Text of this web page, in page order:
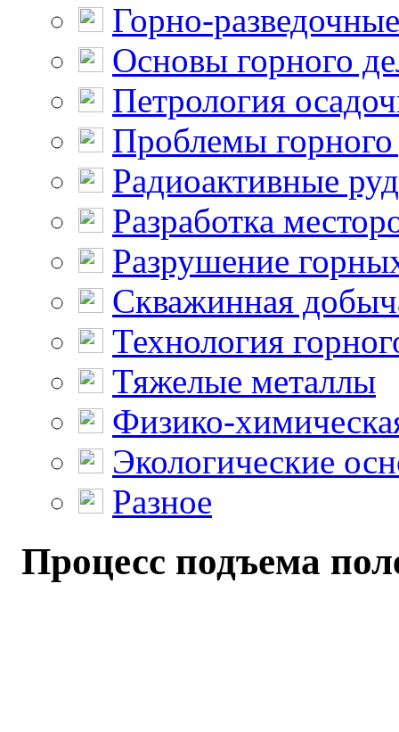
Горно-
Основы горного
Петрология
Проблемы горного
Радиоактивные
Разработка
Разрушение
Скважинная
Технология
Тяжелые металлы
Физико-
Экологические
Разное
Процесс подъема